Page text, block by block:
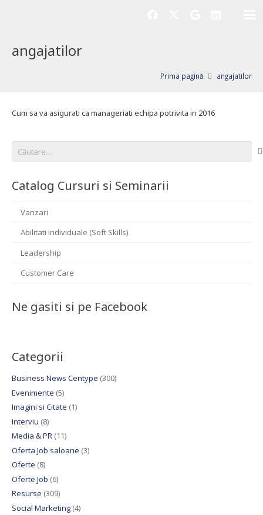
angajatilor
Prima pagină angajatilor
Cum sa va asigurati ca manageriati echipa potrivita in 2016
după:
Catalog Cursuri si Seminarii
Vanzari
Abilitati individuale (Soft Skills)
Leadership
Customer Care
Ne gasiti si pe Facebook
Categorii
Business News Centype (300)
Evenimente (5)
Imagini si Citate (1)
Interviu (8)
Media & PR(11)
Oferta Job saloane (3)
Oferte (8)
Oferte Job (6)
Resurse (309)
Social Marketing(4)